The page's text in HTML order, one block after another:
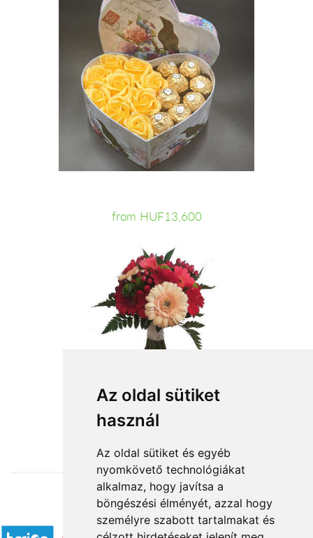
Az oldal sütiket
használ
Az oldal sütiket és egyéb
nyomkövető technológiákat
alkalmaz, hogy javítsa a
böngészési élményét, azzal hogy
személyre szabott tartalmakat és
from HUF13,600
from HUF19,400
Accepted payment methods